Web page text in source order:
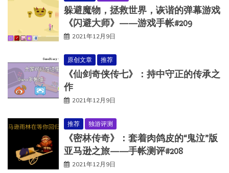
躲避魔物，拯救世界，诙谐的弹幕游戏
《闪避大师》——游戏手帐#209
2021年12月9日
原创文章 推荐
《仙剑奇侠传七》：持中守正的传承之
作
2021年12月9日
推荐 独游评测
《密林传奇》：套着肉鸽皮的“鬼泣”版
亚马逊之旅——手帐测评#208
2021年12月9日